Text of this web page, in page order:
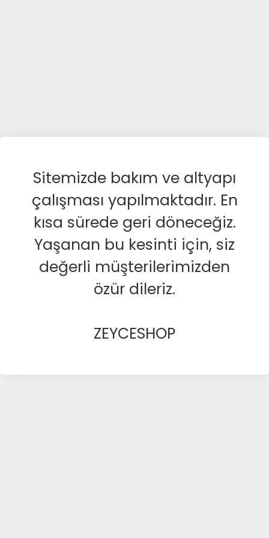
Sitemizde bakım ve altyapı
çalışması yapılmaktadır. En
kısa sürede geri döneceğiz.
Yaşanan bu kesinti için, siz
değerli müşterilerimizden
özür dileriz.
ZEYCESHOP